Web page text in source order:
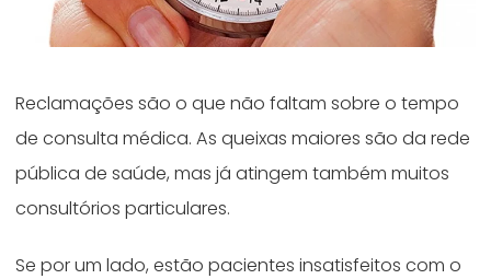
Reclamações são o que não faltam sobre o tempo
de consulta médica. As queixas maiores são da rede
pública de saúde, mas já atingem também muitos
consultórios particulares.
Se por um lado, estão pacientes insatisfeitos com o